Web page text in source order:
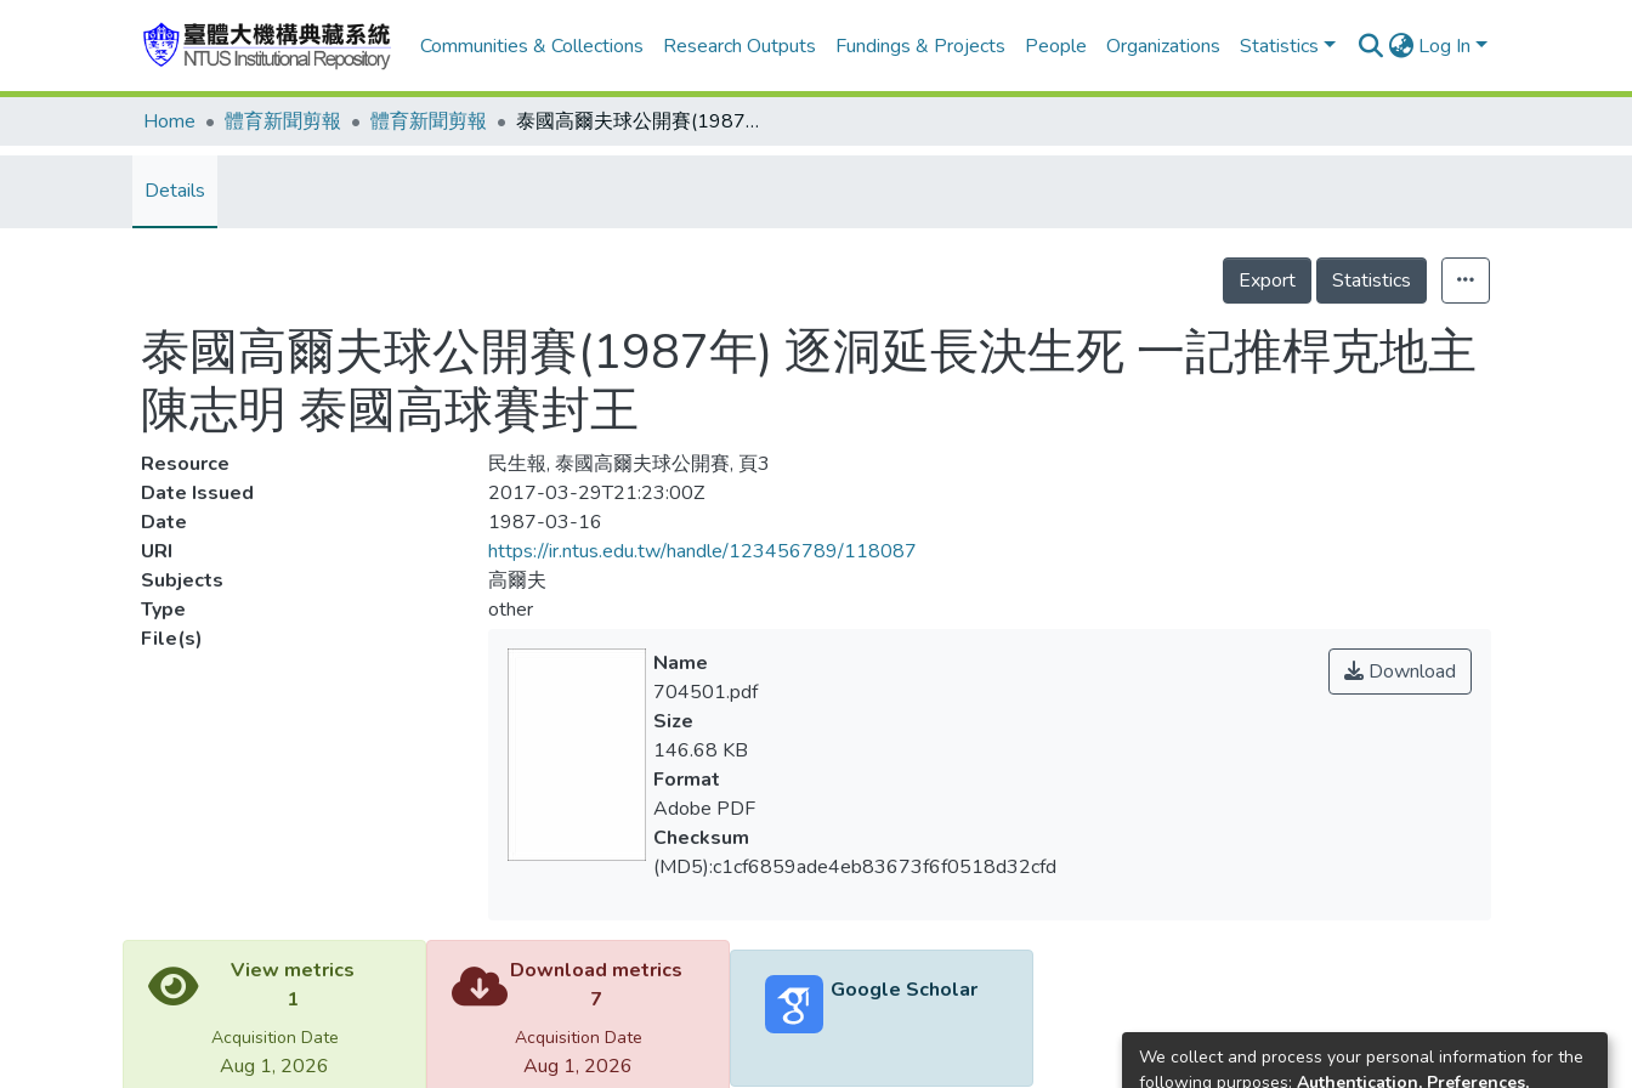
Communities & Collections Research Outputs Fundings & Projects People Organizations Statistics Log In
Home 體育新聞剪報 體育新聞剪報 泰國高爾夫球公開賽(1987年) 逐洞延長決生死 一記推桿克地主 陳志明 泰國高球賽封王
Details
Export Statistics
泰國高爾夫球公開賽(1987年) 逐洞延長決生死 一記推桿克地主
陳志明 泰國高球賽封王
Resource
民生報, 泰國高爾夫球公開賽, 頁3
Date Issued
2017-03-29T21:23:00Z
Date
1987-03-16
URI
https://ir.ntus.edu.tw/handle/123456789/118087
Subjects
高爾夫
Type
other
File(s)
Download
Name
704501.pdf
Size
146.68 KB
Format
Adobe PDF
Checksum
(MD5):c1cf6859ade4eb83673f6f0518d32cfd
View metrics
1
Acquisition Date
Aug 1, 2026
Download metrics
7
Acquisition Date
Aug 1, 2026
Google Scholar
We collect and process your personal information for the
following purposes: Authentication, Preferences,